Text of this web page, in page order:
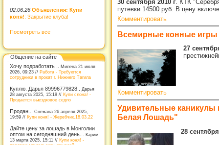
02.06.26 Объявления: Купи
коня!: Закрытие клуба!
Посмотреть все
Общение на сайте
Хочу подработать .. Милена 21 июля
2026, 09:23 // Работа - Требуются
сотрудники в прокат г. Нижнего Тагила
Куплю. Дарья 89996779828..
Дарья
28 августа 2025, 15:19 // Купи слона! -
Продается выездковое седло
Продан... Снежана 26 апреля 2025,
19:59 // Купи коня! - Жеребчик.18.03.22
Дайте цену за лошадь в Монголии
оптом на сегодняшний день... Карим
13 марта 2025, 15:11 // Купи коня! -
30 сентября 2010 г . КТК
путевки 14500 руб. В цену
Комментировать
Всемирные конные игры
27
Комментировать
Удивительные каникулы
Белая Лошадь"
28